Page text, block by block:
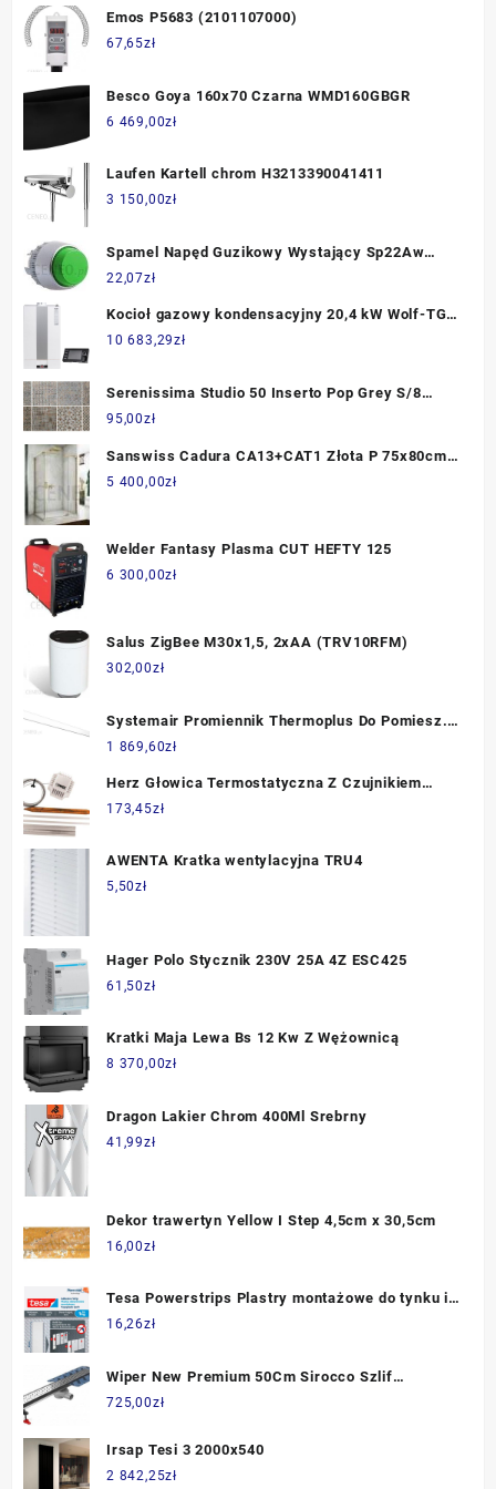
Emos P5683 (2101107000)
67,65zł
Besco Goya 160x70 Czarna WMD160GBGR
6 469,00zł
Laufen Kartell chrom H3213390041411
3 150,00zł
Spamel Napęd Guzikowy Wystający Sp22Aw
Zielony (Sp22Awz)
22,07zł
Kocioł gazowy kondensacyjny 20,4 kW Wolf-TG
CGB-2K-20 dwufunkcyjny
10 683,29zł
Serenissima Studio 50 Inserto Pop Grey S/8
30x30 Rett Gres
95,00zł
Sanswiss Cadura CA13+CAT1 Złota P 75x80cm
CA13D0751207+CAT10801207
5 400,00zł
Welder Fantasy Plasma CUT HEFTY 125
6 300,00zł
Salus ZigBee M30x1,5, 2xAA (TRV10RFM)
302,00zł
Systemair Promiennik Thermoplus Do Pomiesz.
Wilgotnych Ecv70021
1 869,60zł
Herz Głowica Termostatyczna Z Czujnikiem
Powierzchniowym - 1742100
173,45zł
AWENTA Kratka wentylacyjna TRU4
5,50zł
Hager Polo Stycznik 230V 25A 4Z ESC425
61,50zł
Kratki Maja Lewa Bs 12 Kw Z Wężownicą
8 370,00zł
Dragon Lakier Chrom 400Ml Srebrny
41,99zł
Dekor trawertyn Yellow I Step 4,5cm x 30,5cm
16,00zł
Tesa Powerstrips Plastry montażowe do tynku i
tapet 1kg
16,26zł
Wiper New Premium 50Cm Sirocco Szlif
500017002050
725,00zł
Irsap Tesi 3 2000x540
2 842,25zł